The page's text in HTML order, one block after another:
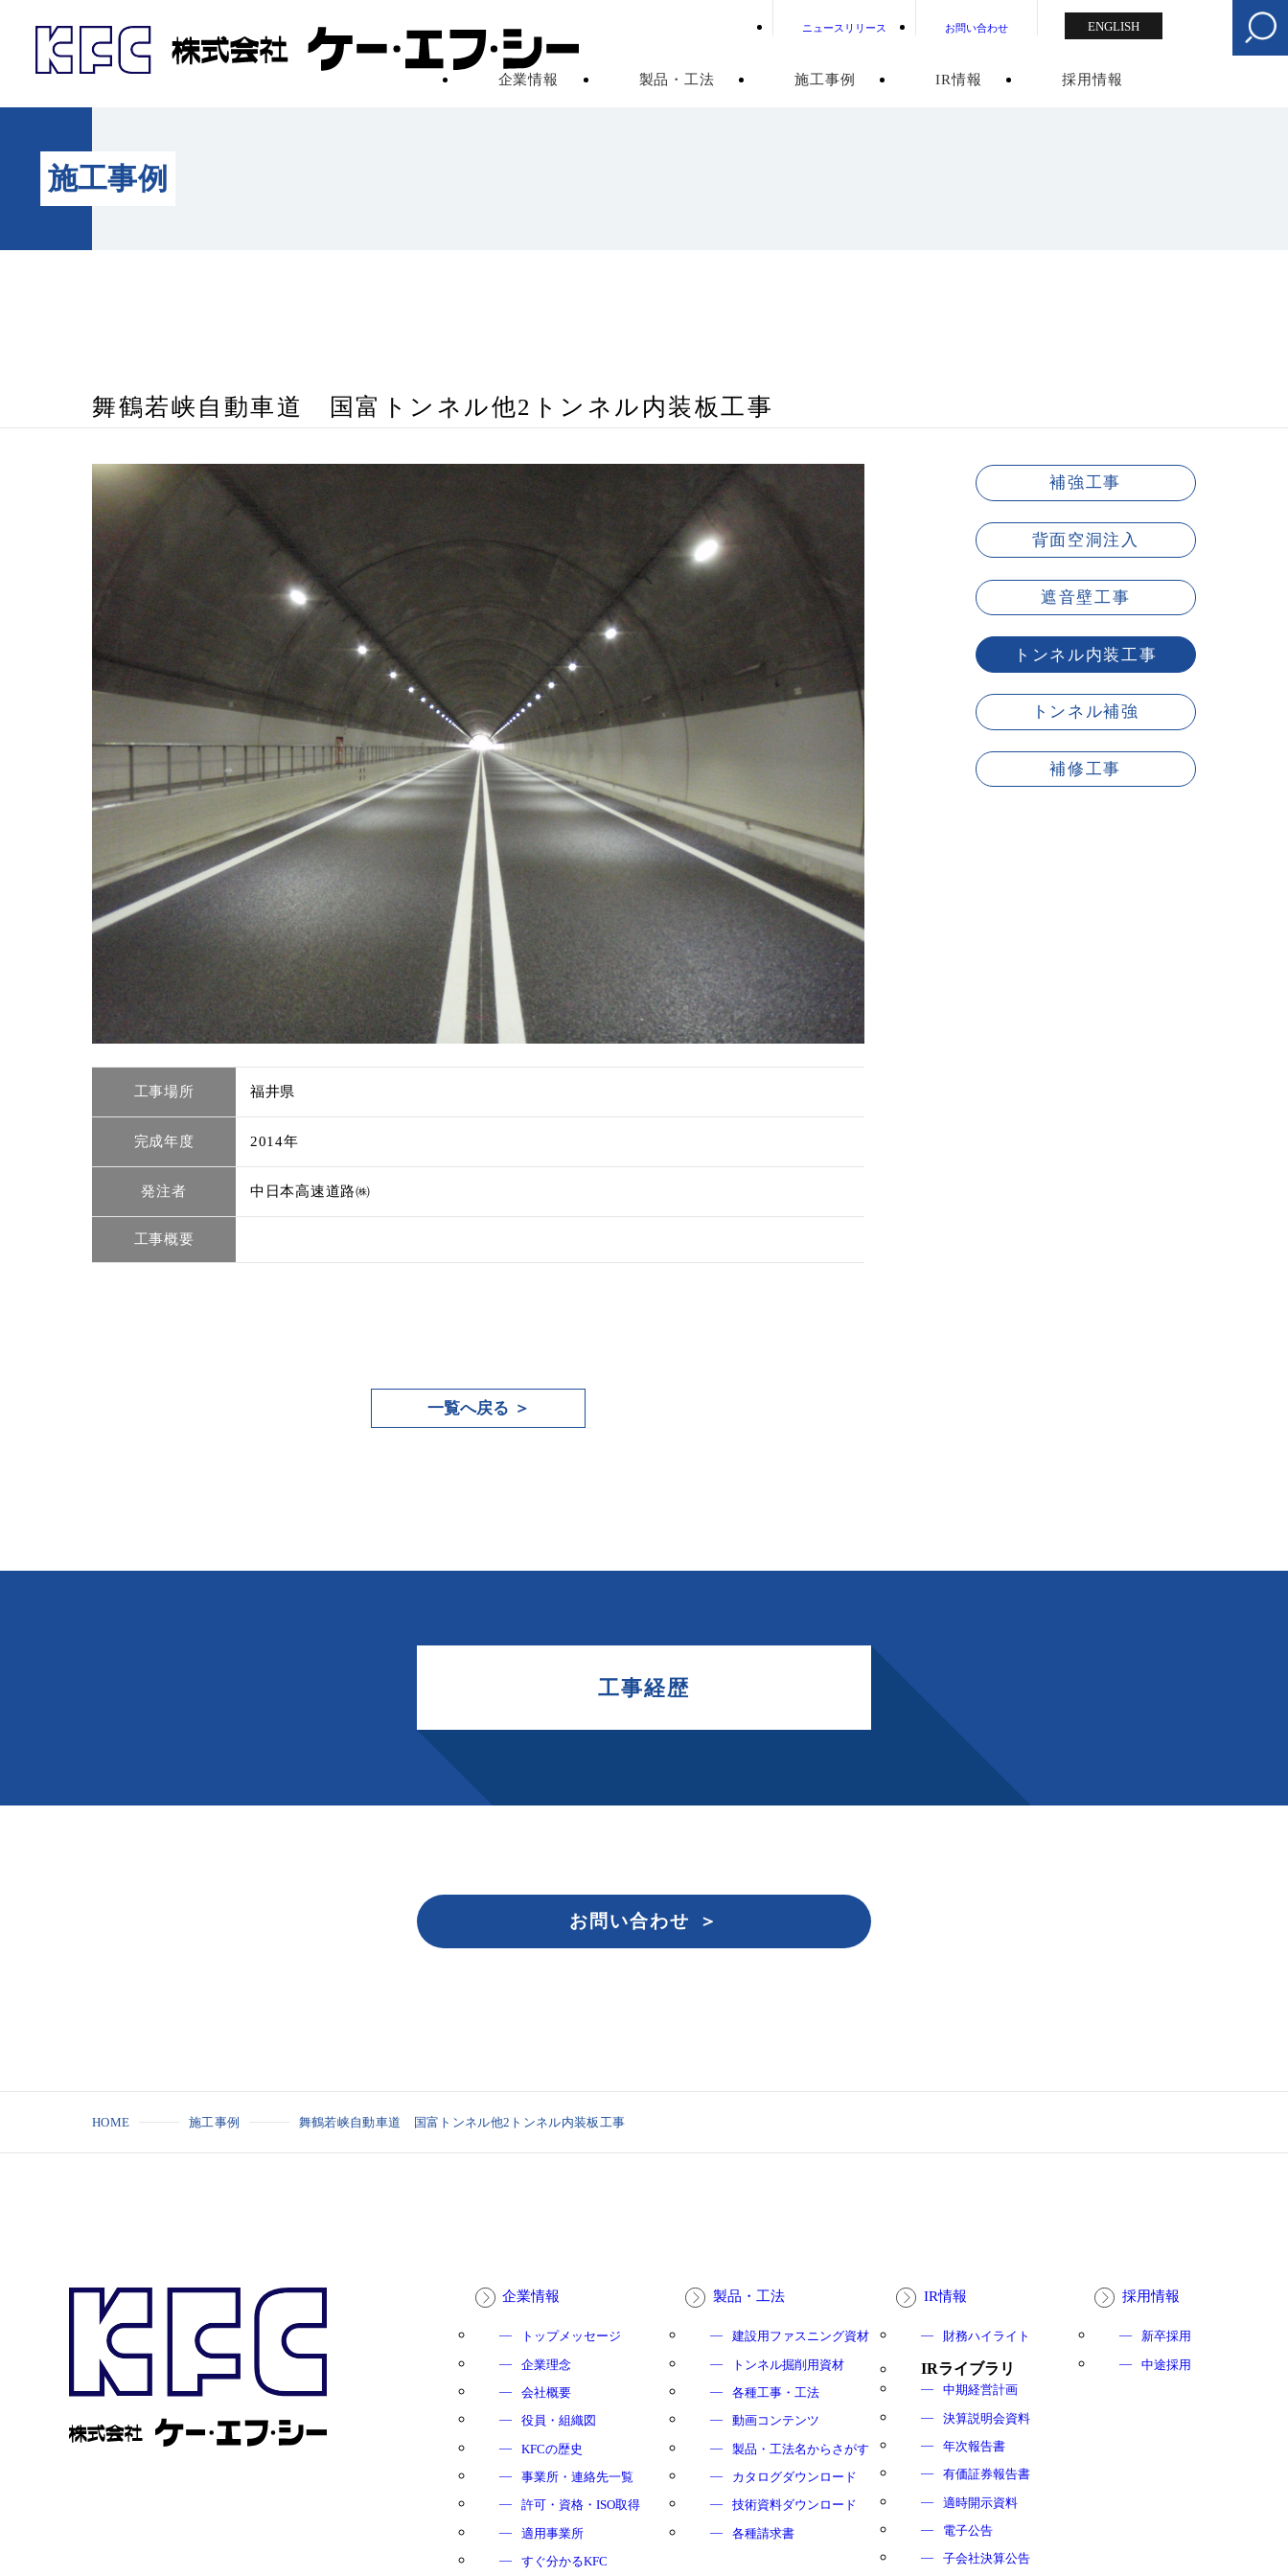
企業情報 製品・工法 施工事例 IR情報 採用情報
ニュースリリース お問い合わせ ENGLISH
施工事例
補強工事
背面空洞注入
遮音壁工事
トンネル内装工事
トンネル補強
補修工事
舞鶴若峡自動車道 国富トンネル他2トンネル内装板工事
工事場所 福井県
完成年度 2014年
発注者 中日本高速道路㈱
⼯事概要
一覧へ戻る
工事経歴
お問い合わせ
HOME 施工事例 舞鶴若峡自動車道 国富トンネル他2トンネル内装板工事
企業情報
トップメッセージ
企業理念
会社概要
役員・組織図
KFCの歴史
事業所・連絡先一覧
許可・資格・ISO取得
適用事業所
すぐ分かるKFC
製品・工法
建設用ファスニング資材
トンネル掘削用資材
各種工事・工法
動画コンテンツ
製品・工法名からさがす
カタログダウンロード
技術資料ダウンロード
各種請求書
IR情報
財務ハイライト
IRライブラリ
中期経営計画
決算説明会資料
年次報告書
有価証券報告書
適時開示資料
電子公告
子会社決算公告
採用情報
新卒採用
中途採用